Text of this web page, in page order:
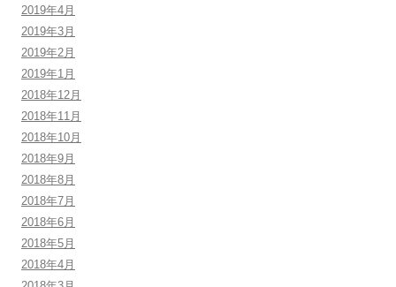
2019年4月
2019年3月
2019年2月
2019年1月
2018年12月
2018年11月
2018年10月
2018年9月
2018年8月
2018年7月
2018年6月
2018年5月
2018年4月